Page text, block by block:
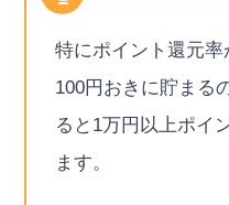
特にポイント還元
100円おきに貯まる
ると1万円以上ポイ
ます。